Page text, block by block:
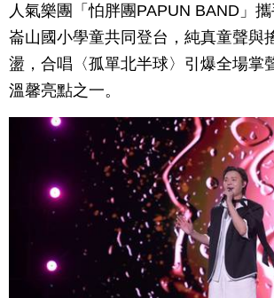
人氣樂團「怕胖團PAPUN BAND」
崙山國小學童共同登台，純真童聲與
盪，合唱〈孤單北半球〉引爆全場掌
溫馨亮點之一。